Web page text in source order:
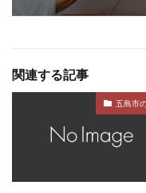
関連する記事
五島市